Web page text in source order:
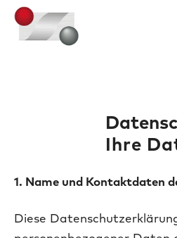
Ihre
1. Name und Kontaktdaten
Diese